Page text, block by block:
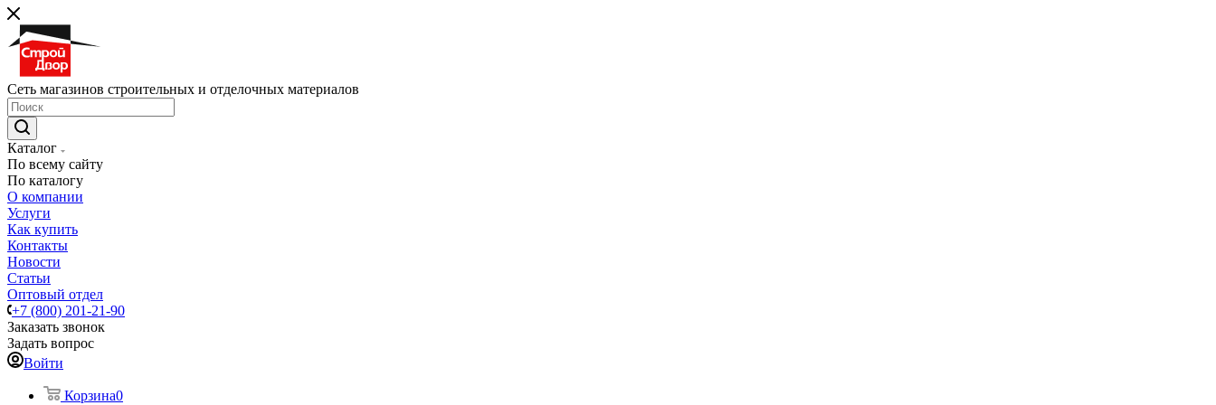
Сеть магазинов строительных и отделочных материалов
Каталог
По всему сайту
По каталогу
О компании
Услуги
Как купить
Контакты
Новости
Статьи
Оптовый отдел
+7 (800) 201-21-90
Заказать звонок
Задать вопрос
Войти
Корзина0